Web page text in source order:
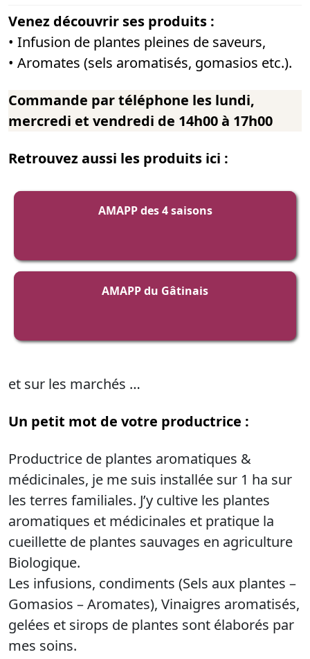
Venez découvrir ses produits :
• Infusion de plantes pleines de saveurs,
• Aromates (sels aromatisés, gomasios etc.).
Commande par téléphone les lundi,
mercredi et vendredi de 14h00 à 17h00
Retrouvez aussi les produits ici :
AMAPP des 4 saisons
AMAPP du Gâtinais
et sur les marchés …
Un petit mot de votre productrice :
Productrice de plantes aromatiques &
médicinales, je me suis installée sur 1 ha sur
les terres familiales. J’y cultive les plantes
aromatiques et médicinales et pratique la
cueillette de plantes sauvages en agriculture
Biologique.
Les infusions, condiments (Sels aux plantes –
Gomasios – Aromates), Vinaigres aromatisés,
gelées et sirops de plantes sont élaborés par
mes soins.